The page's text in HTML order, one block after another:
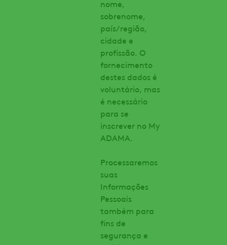
nome,
sobrenome,
país/região,
cidade e
profissão. O
fornecimento
destes dados é
voluntário, mas
é necessário
para se
inscrever no My
ADAMA.
Processaremos
suas
Informações
Pessoais
também para
fins de
segurança e